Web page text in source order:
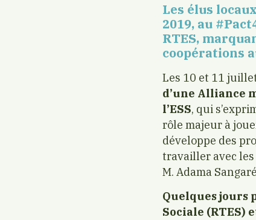
Les élus
2019, au
RTES,
coopérations
Les 10 et 11
d’une Alliance
l’ESS, qui
rôle majeur à
développe des
travailler avec les
M. Adama
Quelques jours
Sociale (RTES)